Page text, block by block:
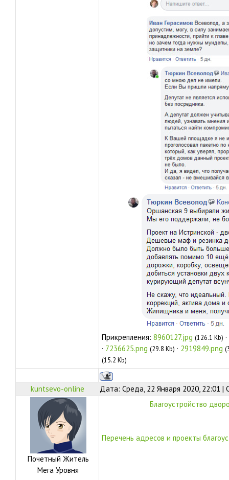
Прикрепления: 8960127.jpg (126.1 Kb) ·
· 7236625.png (29.8 Kb) · 2919849.png
(15.2 Kb)
kuntsevo-online Дата: Среда, 22 Января 2020, 22:01 |
Почетный Житель
Мега Уровня
Благоустройство
Перечень адресов и проекты